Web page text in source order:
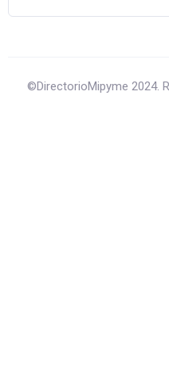
©DirectorioMipyme 2024.